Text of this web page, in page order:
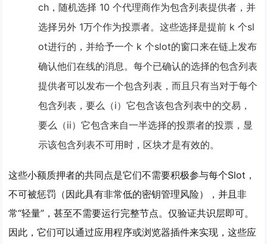
ch，随机选择 10 个代理商作为包含列表提供者 ，并
选择另外 1万个作为投票者。这些选择是提前 k 个sl
ot进行的，并给予一个 k 个slot的窗口来在链上发布
确认他们在线的消息。每个已确认的选择的包含列表
提供者可以发布一个包含列表，而且只有当对于每个
包含列表，要么（i）它包含该包含列表中的交易，
要么（ii）它包含来自一半选择的投票者的投票，显
示该包含列表不可用时，区块才是有效的。
这些小额质押者的共同点是它们不需要积极参与每个Slot，
不可被惩罚（因此具有非常低的密钥管理风险），并且非
常“轻量”，甚至不需要运行完整节点。仅验证共识层即可。
因此，它们可以通过应用程序或浏览器插件来实现，这些应